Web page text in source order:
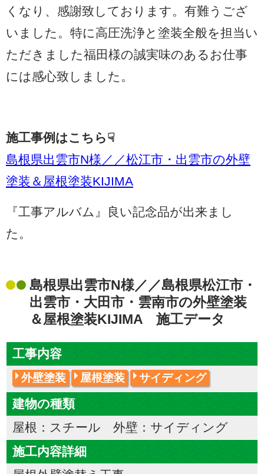
くなり、感謝致しております。有難うござ
いました。特に高圧洗浄と塗装全般を担当い
ただきました福田様の誠実味のあるお仕事
には感心致しました。
施工事例はこちら☟
島根県出雲市N様／／松江市・出雲市の外壁
塗装＆屋根塗装KIJIMA
『工事アルバム』良い記念品が出来まし
た。
島根県出雲市N様／／島根県松江市・
出雲市・大田市・雲南市の外壁塗装
＆屋根塗装KIJIMA 施工データ
工事内容
外壁塗装 屋根塗装 サイディング
建物の種類
屋根：スチール 外壁：サイディング
施工内容詳細